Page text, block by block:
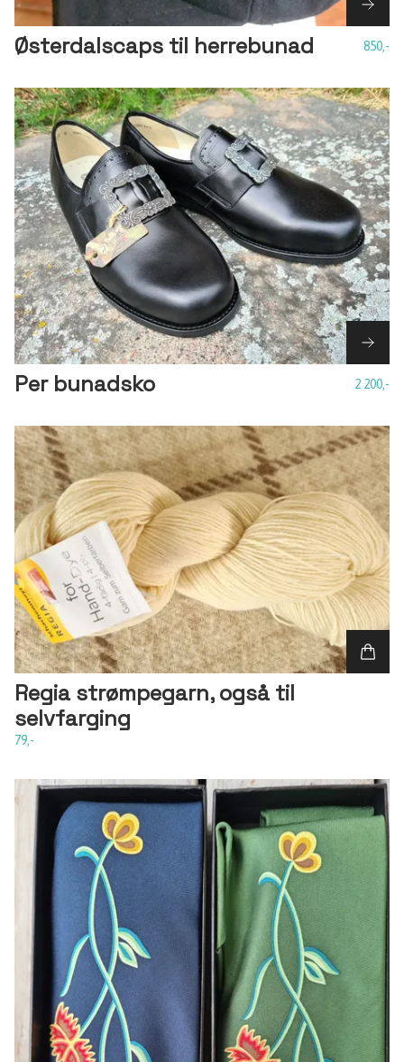
Østerdalscaps til herrebunad 850,-
Per bunadsko 2 200,-
Regia strømpegarn, også til
selvfarging
79,-